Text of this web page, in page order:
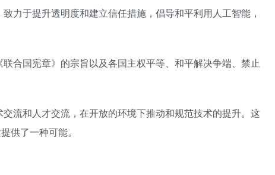
力于提升透明度和建立信任措施，倡导和平利用人工智能，
合国宪章》的宗旨以及各国主权平等、和平解决争端、禁止
流和人才交流，在开放的环境下推动和规范技术的提升。这
供了一种可能。